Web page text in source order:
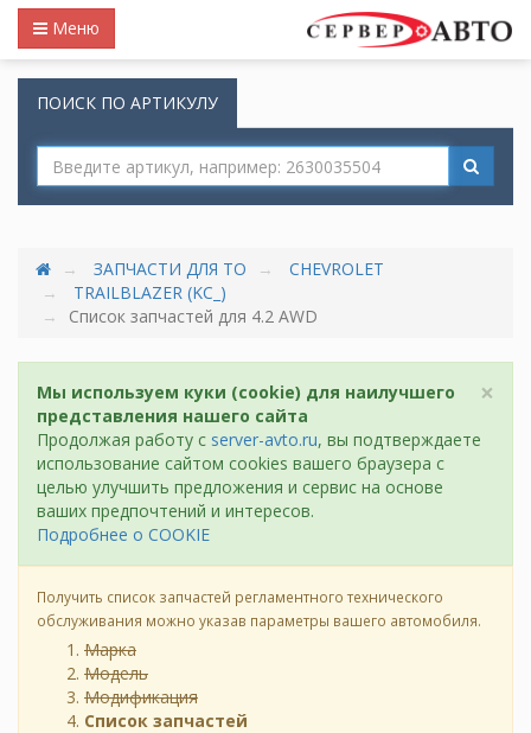
Меню
ПОИСК ПО АРТИКУЛУ
ЗАПЧАСТИ ДЛЯ ТО
CHEVROLET
TRAILBLAZER (KC_)
Список запчастей для 4.2 AWD
×
Мы используем куки (cookie) для наилучшего
представления нашего сайта
Продолжая работу с server-avto.ru, вы подтверждаете
использование сайтом cookies вашего браузера с
целью улучшить предложения и сервис на основе
ваших предпочтений и интересов.
Подробнее о COOKIE
Получить список запчастей регламентного технического
обслуживания можно указав параметры вашего автомобиля.
Марка
Модель
Модификация
Список запчастей